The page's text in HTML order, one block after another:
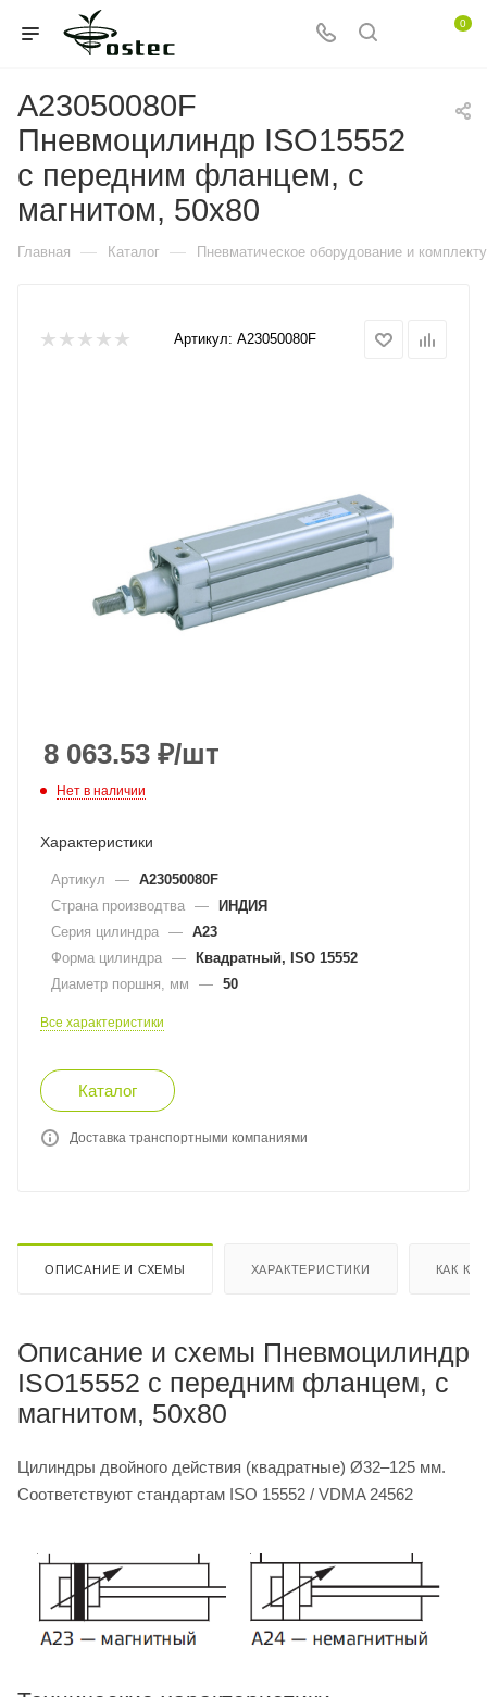
0
A23050080F
Пневмоцилиндр ISO15552
с передним фланцем, с
магнитом, 50x80
Главная — Каталог — Пневматическое оборудование и
Артикул: A23050080F
8 063.53 ₽/шт
Нет в наличии
Характеристики
Артикул — A23050080F
Страна производтва — ИНДИЯ
Серия цилиндра — A23
Форма цилиндра — Квадратный, ISO 15552
Диаметр поршня, мм
— 50
Все характеристики
Каталог
Доставка транспортными компаниями
ОПИСАНИЕ И СХЕМЫ ХАРАКТЕРИСТИКИ КАК
Описание и схемы Пневмоцилиндр
ISO15552 с передним фланцем, с
магнитом, 50x80
Цилиндры двойного действия (квадратные) Ø32–125 мм.
Соответствуют стандартам ISO 15552 / VDMA 24562